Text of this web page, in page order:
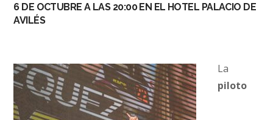
6 DE OCTUBRE A LAS 20:00 EN EL HOTEL PALACIO DE
AVILÉS
La
piloto